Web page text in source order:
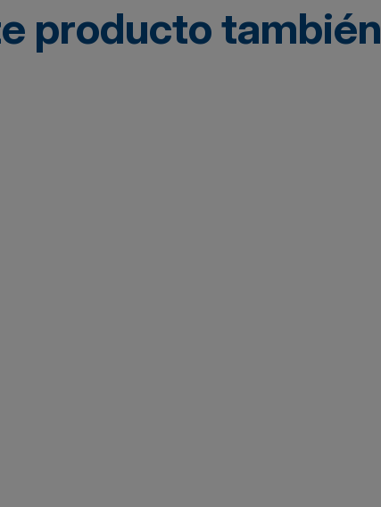
producto también